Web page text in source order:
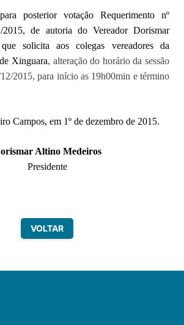
posterior votação Requerimento nº
2015, de autoria do Vereador Dorismar
solicita aos colegas vereadores da
Xinguara, alteração do horário da sessão
2015, para início as 19h00min e término
Campos, em 1º de dezembro de 2015.
Altino Medeiros
Presidente
VOLTAR